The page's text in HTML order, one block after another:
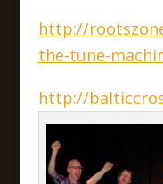
http://
the-tune-
http://